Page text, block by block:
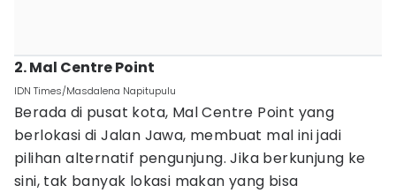
2. Mal Centre Point
IDN Times/Masdalena Napitupulu
Berada di pusat kota, Mal Centre Point yang
berlokasi di Jalan Jawa, membuat mal ini jadi
pilihan alternatif pengunjung. Jika berkunjung ke
sini, tak banyak lokasi makan yang bisa